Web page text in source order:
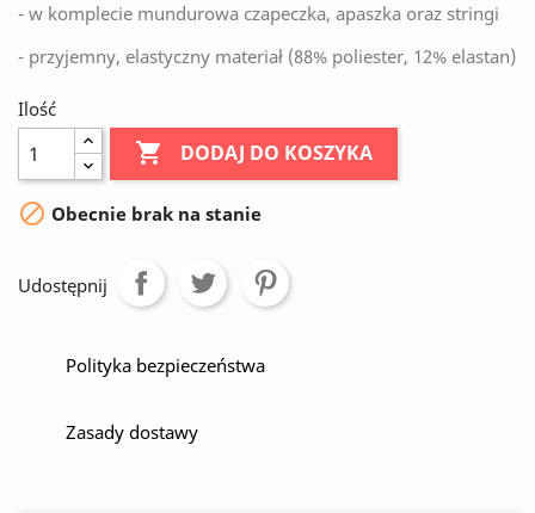
- w komplecie mundurowa czapeczka, apaszka oraz stringi
- przyjemny, elastyczny materiał (88% poliester, 12% elastan)
Ilość
 DODAJ DO KOSZYKA
 Obecnie brak na stanie
Udostępnij
Polityka bezpieczeństwa
Zasady dostawy